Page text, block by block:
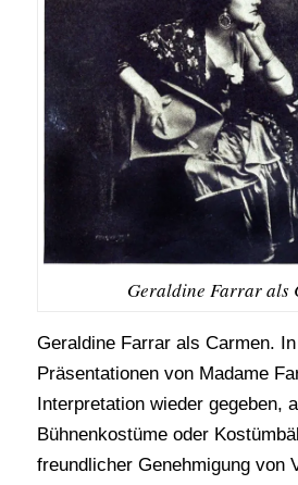
Geraldine Farrar als
Geraldine Farrar als Carmen.
Präsentationen von Madame
Interpretation wieder gegeben,
Bühnenkostüme oder
freundlicher Genehmigung von